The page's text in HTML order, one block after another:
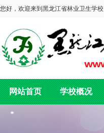
您好，欢迎来到黑龙江省林业卫生学校
网站首页 学校概况